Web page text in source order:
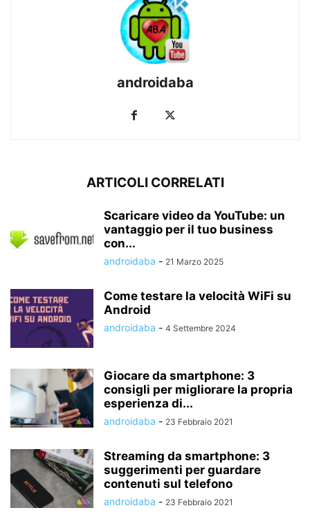
androidaba
ARTICOLI CORRELATI
Scaricare video da YouTube: un
vantaggio per il tuo business
con...
androidaba - 21 Marzo 2025
Come testare la velocità WiFi su
Android
androidaba - 4 Settembre 2024
Giocare da smartphone: 3
consigli per migliorare la propria
esperienza di...
androidaba - 23 Febbraio 2021
Streaming da smartphone: 3
suggerimenti per guardare
contenuti sul telefono
androidaba - 23 Febbraio 2021